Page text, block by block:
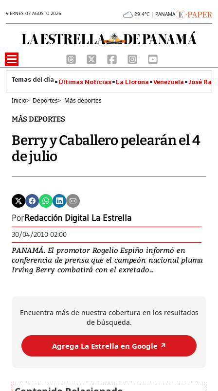
VIERNES 07 AGOSTO 2026 29.4°C | PANAMÁ
Últimas Noticias La Llorona Venezuela José
Inicio> Deportes> Más deportes
MÁS DEPORTES
Berry y Caballero pelearán el 4
de julio
PorRedacción Digital La Estrella
30/04/2010 02:00
PANAMÁ. El promotor Rogelio Espiño informó en
conferencia de prensa que el campeón nacional pluma
Irving Berry combatirá con el exretado...
Encuentra más de nuestra cobertura en los resultados
de búsqueda.
Agrega La Estrella en Google ↗️